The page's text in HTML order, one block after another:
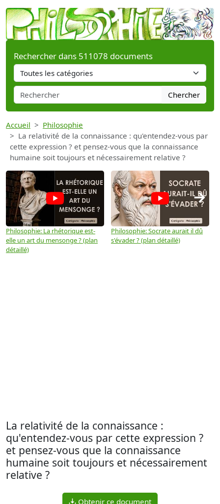
Rechercher dans 511078 documents
Chercher
Accueil
Philosophie
La relativité de la connaissance : qu'entendez-vous par
cette expression ? et pensez-vous que la connaissance
humaine soit toujours et nécessairement relative ?
Philosophie: La rhétorique est-
elle un art du mensonge ? (plan
détaillé)
Philosophie: Socrate aurait il dû
s'évader ? (plan détaillé)
→
La relativité de la connaissance :
qu'entendez-vous par cette expression ?
et pensez-vous que la connaissance
humaine soit toujours et nécessairement
relative ?
Obtenir ce document